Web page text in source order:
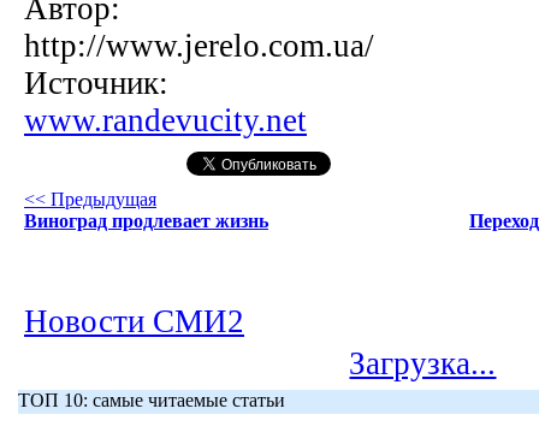
Автор:
http://www.jerelo.com.ua/
Источник:
www.randevucity.net
<< Предыдущая
Виноград продлевает жизнь
Новости СМИ2
Загрузка...
ТОП 10: самые читаемые статьи